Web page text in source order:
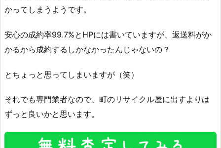
かってしまうようです。
安心の成約率99.7%とHPには書いていますが、返送料がか
かるから成約するしかなかったんじゃないの？
とちょっと思ってしまいますが（笑）
それでも専門業者なので、町のリサイクル屋に出すよりは
ずっと良いかと思います。